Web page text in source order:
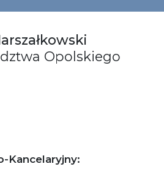
Opolskiego
Kancelaryjny: